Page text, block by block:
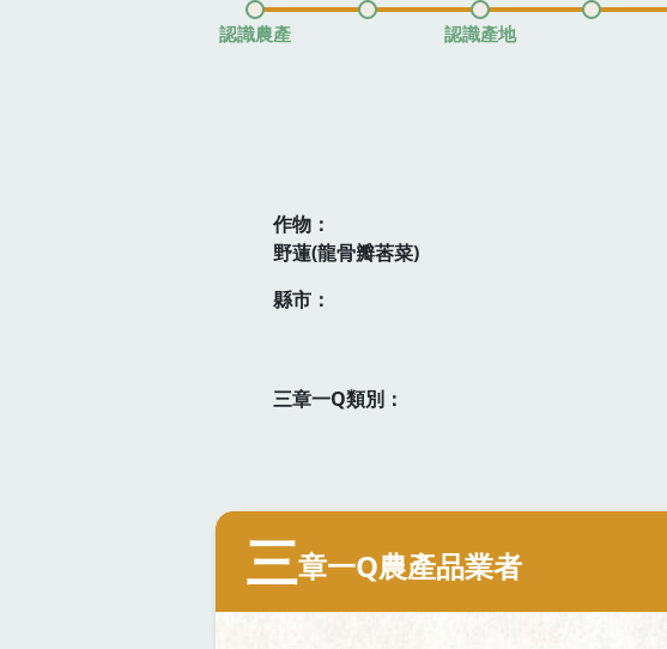
認識農產
認識產地
作物：
野蓮(龍骨瓣莕菜)
縣市：
三章一Q類別：
三章一Q農產品業者